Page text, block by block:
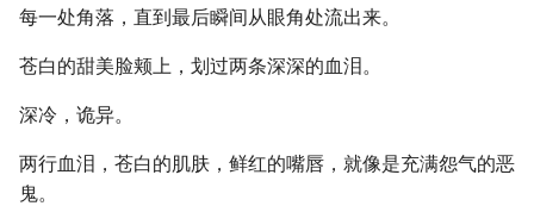
每一处角落，直到最后瞬间从眼角处流出来。
苍白的甜美脸颊上，划过两条深深的血泪。
深冷，诡异。
两行血泪，苍白的肌肤，鲜红的嘴唇，就像是充满怨气的恶
鬼。